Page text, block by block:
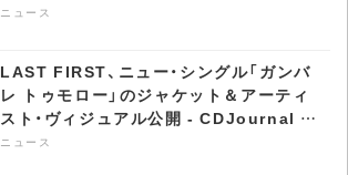
ニュース
LAST FIRST、ニュー・シングル「ガンバ
レ トゥモロー」のジャケット＆アーティ
スト・ヴィジュアル公開 - CDJournal ニ
ュース
ニュース